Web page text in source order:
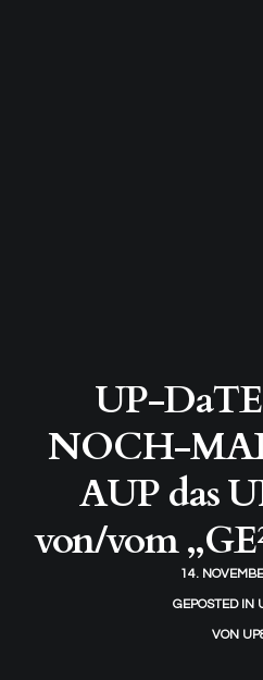
UP-
NOCH-
AUP das
von/vom
14.
GEPOSTED IN
VON